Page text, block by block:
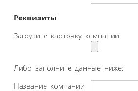
Реквизиты
Загрузите карточку компании
Либо заполните данные ниже:
Название компании